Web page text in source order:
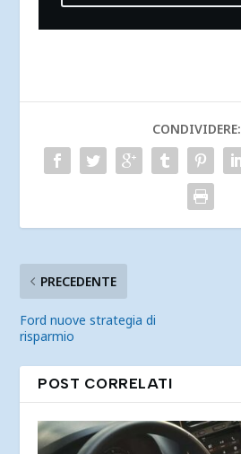
CONDIVIDERE:
PRECEDENTE
Ford nuove strategia di
risparmio
POST CORRELATI